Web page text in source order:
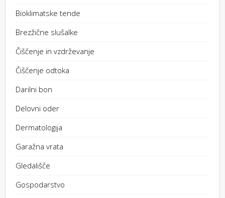
Bioklimatske tende
Brezžične slušalke
Čiščenje in vzdrževanje
Čiščenje odtoka
Darilni bon
Delovni oder
Dermatologija
Garažna vrata
Gledališče
Gospodarstvo